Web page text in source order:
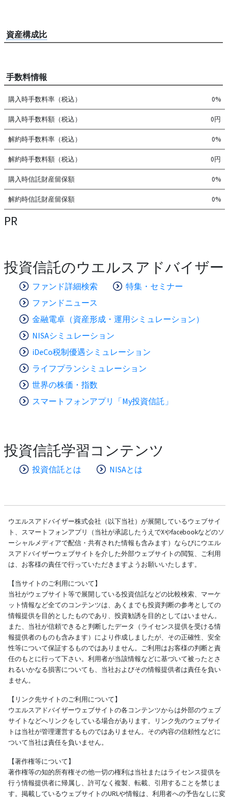
資産構成比
手数料情報
購入時手数料率（税込） 0%
購入時手数料額（税込） 0円
解約時手数料率（税込） 0%
解約時手数料額（税込） 0円
購入時信託財産留保額 0%
解約時信託財産留保額 0%
PR
投資信託のウエルスアドバイザー
ファンド詳細検索
特集・セミナー
ファンドニュース
金融電卓（資産形成・運用シミュレーション）
NISAシミュレーション
iDeCo税制優遇シミュレーション
ライフプランシミュレーション
世界の株価・指数
スマートフォンアプリ「My投資信託」
投資信託学習コンテンツ
投資信託とは NISAとは
ウエルスアドバイザー株式会社（以下当社）が展開しているウェブサイ
ト、スマートフォンアプリ（当社が承認したうえでXやfacebookなどのソ
ーシャルメディアで配信・共有された情報も含みます）ならびにウエル
スアドバイザーウェブサイトを介した外部ウェブサイトの閲覧、ご利用
は、お客様の責任で行っていただきますようお願いいたします。
【当サイトのご利用について】
当社がウェブサイト等で展開している投資信託などの比較検索、マーケ
ット情報など全てのコンテンツは、あくまでも投資判断の参考としての
情報提供を目的としたものであり、投資勧誘を目的としてはいません。
また、当社が信頼できると判断したデータ（ライセンス提供を受ける情
報提供者のものも含みます）により作成しましたが、その正確性、安全
性等について保証するものではありません。ご利用はお客様の判断と責
任のもとに行って下さい。利用者が当該情報などに基づいて被ったとさ
れるいかなる損害についても、当社およびその情報提供者は責任を負い
ません。
【リンク先サイトのご利用について】
ウエルスアドバイザーウェブサイトの各コンテンツからは外部のウェブ
サイトなどへリンクをしている場合があります。リンク先のウェブサイ
トは当社が管理運営するものではありません。その内容の信頼性などに
ついて当社は責任を負いません。
【著作権等について】
著作権等の知的所有権その他一切の権利は当社またはライセンス提供を
行う情報提供者に帰属し、許可なく複製、転載、引用することを禁じま
す。掲載しているウェブサイトのURLや情報は、利用者への予告なしに変